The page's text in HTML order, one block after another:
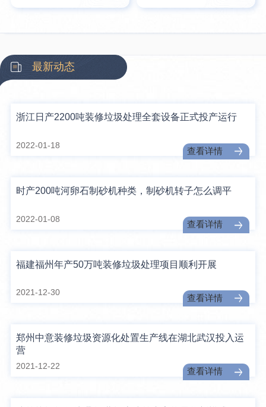
最新动态
浙江日产2200吨装修垃圾处理全套设备正式投产运行
2022-01-18
查看详情
时产200吨河卵石制砂机种类，制砂机转子怎么调平
2022-01-08
查看详情
福建福州年产50万吨装修垃圾处理项目顺利开展
2021-12-30
查看详情
郑州中意装修垃圾资源化处置生产线在湖北武汉投入运
营
2021-12-22
查看详情